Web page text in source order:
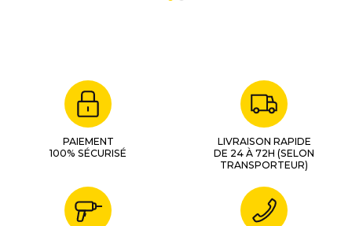
PAIEMENT
100% SÉCURISÉ
LIVRAISON RAPIDE
DE 24 À 72H (SELON
TRANSPORTEUR)